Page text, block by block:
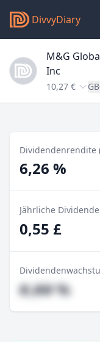
DivvyDiary
M&G
Inc
10,27 €
Dividendenrendite
6,26 %
Jährliche Dividende
0,55 £
#,## %